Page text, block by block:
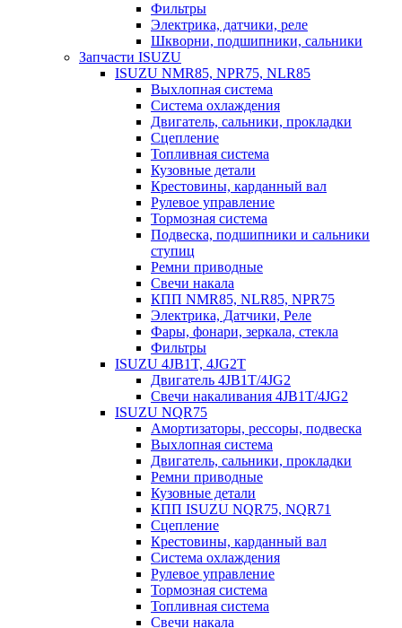
Фильтры
Электрика, датчики, реле
Шкворни, подшипники, сальники
Запчасти ISUZU
ISUZU NMR85, NPR75, NLR85
Выхлопная система
Система охлаждения
Двигатель, сальники, прокладки
Сцепление
Топливная система
Кузовные детали
Крестовины, карданный вал
Рулевое управление
Тормозная система
Подвеска, подшипники и сальники
ступиц
Ремни приводные
Свечи накала
КПП NMR85, NLR85, NPR75
Электрика, Датчики, Реле
Фары, фонари, зеркала, стекла
Фильтры
ISUZU 4JB1T, 4JG2T
Двигатель 4JB1T/4JG2
Свечи накаливания 4JB1T/4JG2
ISUZU NQR75
Амортизаторы, рессоры, подвеска
Выхлопная система
Двигатель, сальники, прокладки
Ремни приводные
Кузовные детали
КПП ISUZU NQR75, NQR71
Сцепление
Крестовины, карданный вал
Система охлаждения
Рулевое управление
Тормозная система
Топливная система
Свечи накала